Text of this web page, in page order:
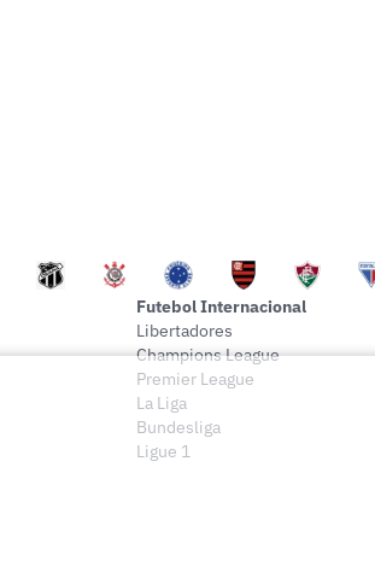
Futebol Internacional
Libertadores
Champions League
Premier League
La Liga
Bundesliga
Ligue 1